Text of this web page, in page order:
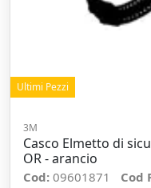
Ultimi Pezzi
3M
Casco Elmetto di
OR - arancio
Cod: 09601871 Cod